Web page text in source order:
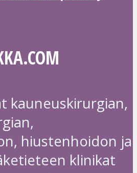
kauneuskirurgian,
hiustenhoidon ja
klinikat